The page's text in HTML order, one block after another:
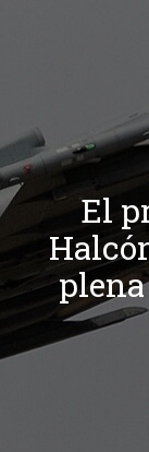
El